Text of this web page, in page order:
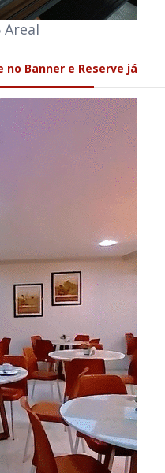
Areal
no Banner e Reserve já